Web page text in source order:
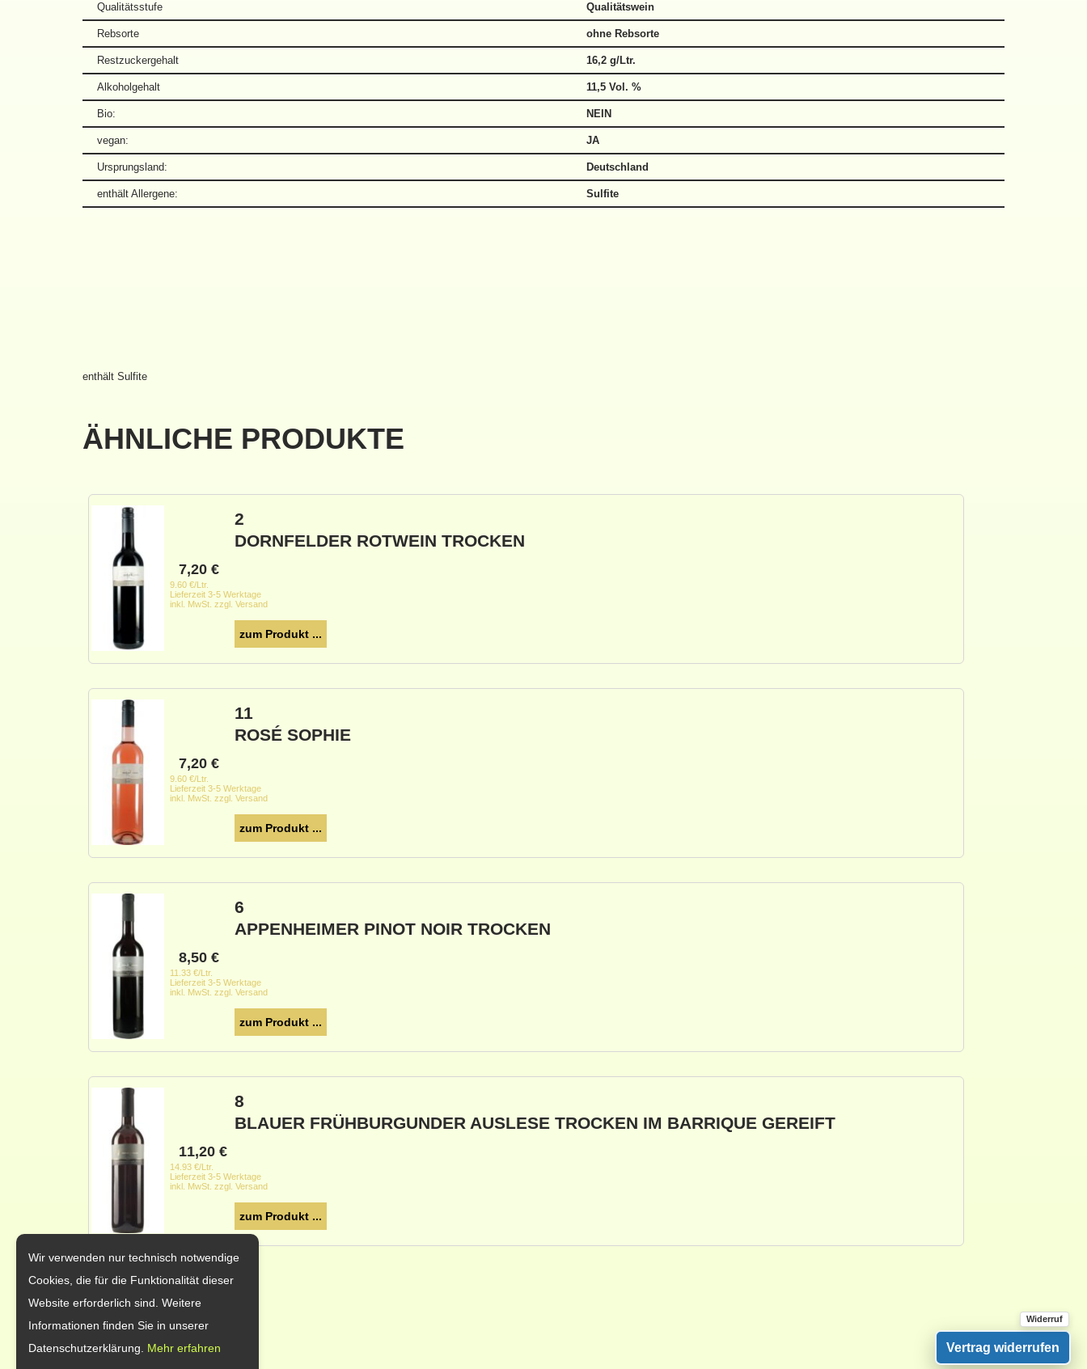
Qualitätsstufe Qualitätswein
Rebsorte ohne Rebsorte
Restzuckergehalt 16,2 g/Ltr.
Alkoholgehalt 11,5 Vol. %
Bio: NEIN
vegan: JA
Ursprungsland: Deutschland
enthält Allergene: Sulfite
enthält Sulfite
ÄHNLICHE PRODUKTE
2
DORNFELDER ROTWEIN TROCKEN
9.60 €/Ltr.
Lieferzeit 3-5 Werktage
inkl. MwSt. zzgl. Versand
7,20€
zum Produkt ...
11
ROSÉ SOPHIE
9.60 €/Ltr.
Lieferzeit 3-5 Werktage
inkl. MwSt. zzgl. Versand
7,20€
zum Produkt ...
6
APPENHEIMER PINOT NOIR TROCKEN
11.33 €/Ltr.
Lieferzeit 3-5 Werktage
inkl. MwSt. zzgl. Versand
8,50€
zum Produkt ...
8
BLAUER FRÜHBURGUNDER AUSLESE TROCKEN IM BARRIQUE GEREIFT
14.93 €/Ltr.
Lieferzeit 3-5 Werktage
inkl. MwSt. zzgl. Versand
11,20€
zum Produkt ...
Wir verwenden nur technisch notwendige
Cookies, die für die Funktionalität dieser
Website erforderlich sind. Weitere
Informationen finden Sie in unserer
Datenschutzerklärung.
Mehr erfahren Vertrag widerrufen